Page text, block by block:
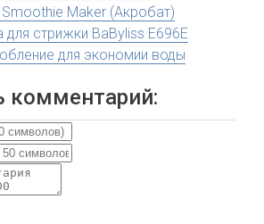
Maker (Акробат)
стрижки BaByliss E696E
для экономии воды
комментарий: